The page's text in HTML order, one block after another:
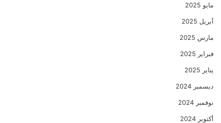
مايو 2025
أبريل 2025
مارس 2025
فبراير 2025
يناير 2025
ديسمبر 2024
نوفمبر 2024
أكتوبر 2024